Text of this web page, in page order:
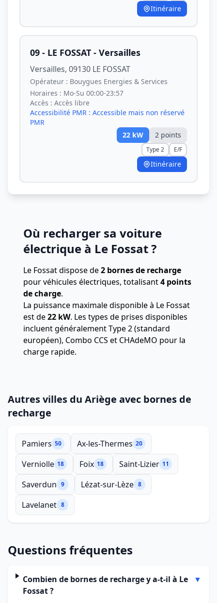
Itinéraire
09 - LE FOSSAT - Versailles
Versailles, 09130 LE FOSSAT
Opérateur : Bouygues Energies & Services
Horaires : Mo-Su 00:00-23:57
Accès : Accès libre
Accessibilité PMR : Accessible mais non réservé
PMR
22 kW 2 points
Type 2 E/F
Itinéraire
Où recharger sa voiture
électrique à Le Fossat ?
Le Fossat dispose de2 bornes de recharge
pour véhicules électriques, totalisant4 points
de charge.
La puissance maximale disponible à Le Fossat
est de22 kW. Les types de prises disponibles
incluent généralement Type 2 (standard
européen), Combo CCS et CHAdeMO pour la
charge rapide.
Autres villes du Ariège avec bornes de
recharge
Pamiers 50 Ax-les-Thermes 20
Verniolle 18 Foix 18 Saint-Lizier 11
Saverdun 9 Lézat-sur-Lèze 8
Lavelanet 8
Questions fréquentes
Combien de bornes de recharge y a-t-il à Le
Fossat ?
▼